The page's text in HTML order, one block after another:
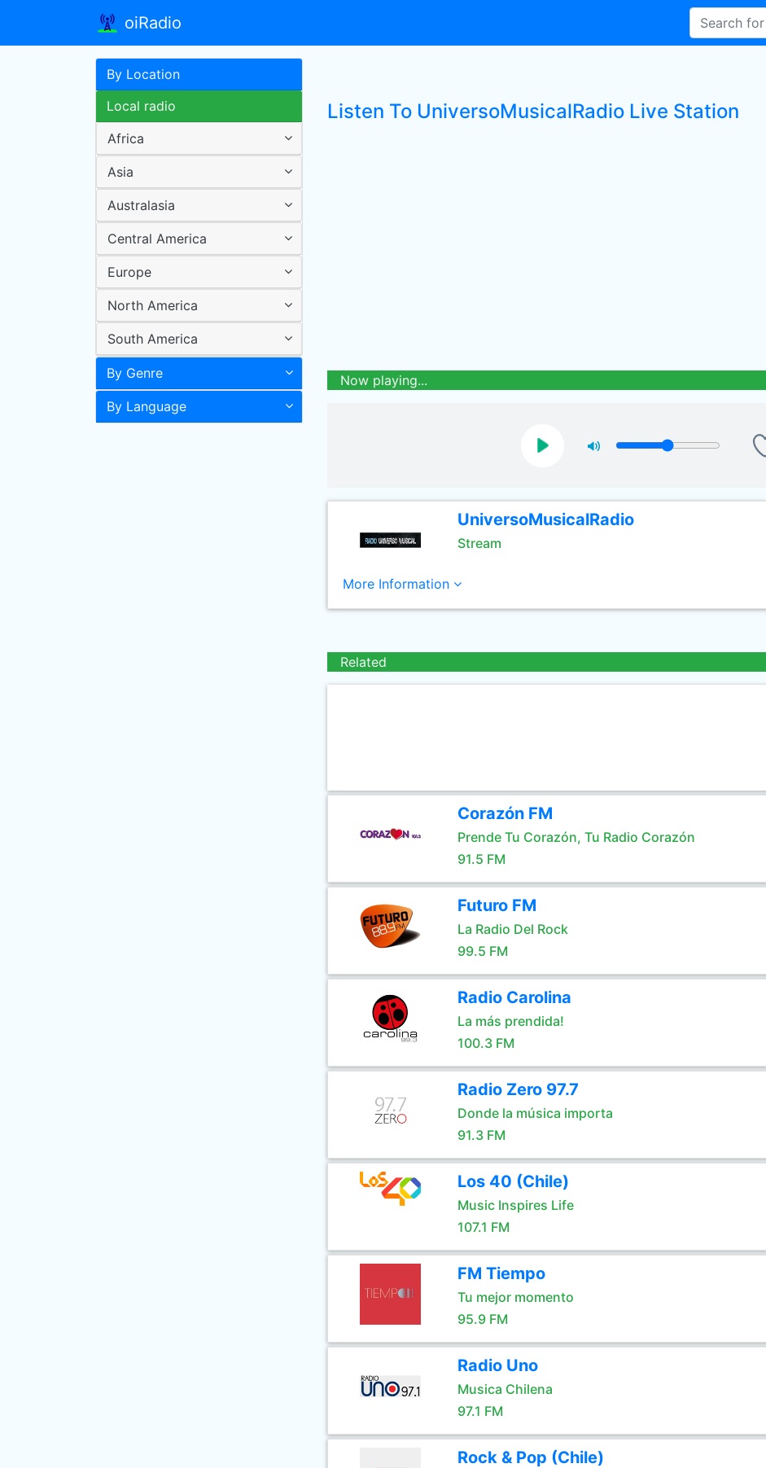
oiRadio
By Location
Local radio
Africa
Asia
Australasia
Central America
Europe
North America
South America
By Genre
By Language
Listen To UniversoMusicalRadio Live Station
Now playing...
UniversoMusicalRadio
Stream
More Information
Related
Corazón FM
Prende Tu Corazón, Tu Radio Corazón
91.5 FM
Futuro FM
La Radio Del Rock
99.5 FM
Radio Carolina
La más prendida!
100.3 FM
Radio Zero 97.7
Donde la música importa
91.3 FM
Los 40 (Chile)
Music Inspires Life
107.1 FM
FM Tiempo
Tu mejor momento
95.9 FM
Radio Uno
Musica Chilena
97.1 FM
Rock & Pop (Chile)